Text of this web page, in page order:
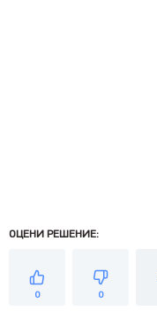
ОЦЕНИ РЕШЕНИЕ:
0 0